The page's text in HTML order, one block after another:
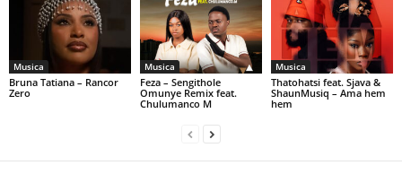
Musica
Bruna Tatiana – Rancor
Zero
Musica
Feza – Sengithole
Omunye Remix feat.
Chulumanco M
Musica
Thatohatsi feat. Sjava &
ShaunMusiq – Ama hem
hem